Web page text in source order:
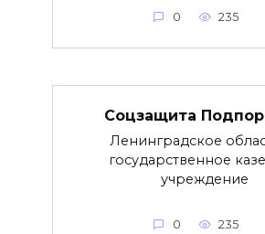
0 235
Соцзащита
Ленинградское
государственное
учреждение
0 235